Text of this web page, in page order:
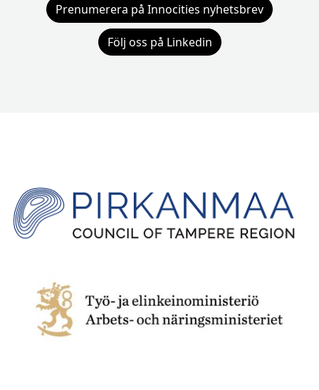
Prenumerera på Innocities nyhetsbrev
Följ oss på Linkedin